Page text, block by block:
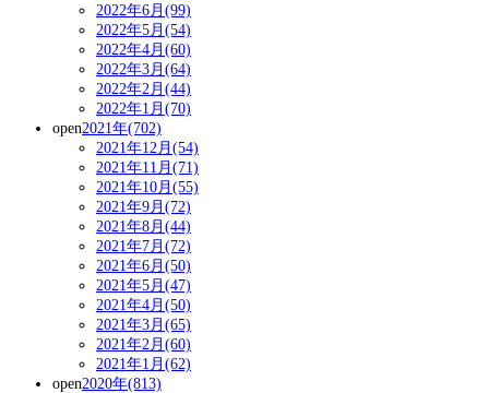
2022年6月(99)
2022年5月(54)
2022年4月(60)
2022年3月(64)
2022年2月(44)
2022年1月(70)
open2021年(702)
2021年12月(54)
2021年11月(71)
2021年10月(55)
2021年9月(72)
2021年8月(44)
2021年7月(72)
2021年6月(50)
2021年5月(47)
2021年4月(50)
2021年3月(65)
2021年2月(60)
2021年1月(62)
open2020年(813)